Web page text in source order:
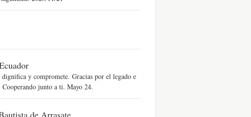
y compromete. Gracias por el legado e
Cooperando junto a ti. Mayo 24.
de Arrasate